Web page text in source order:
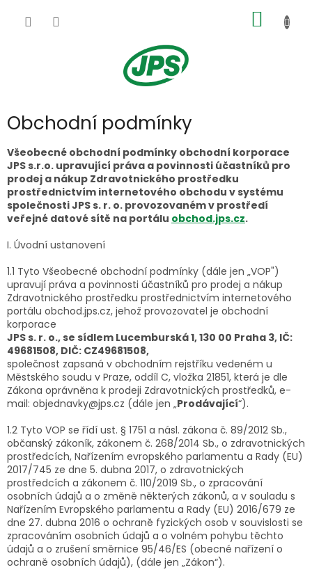
KOŠÍK
Obchodní podmínky
Všeobecné obchodní podmínky obchodní korporace
JPS s.r.o. upravující práva a povinnosti účastníků pro
prodej a nákup Zdravotnického prostředku
prostřednictvím internetového obchodu v systému
společnosti JPS s. r. o. provozovaném v prostředí
veřejné datové sítě na portálu obchod.jps.cz.
I. Úvodní ustanovení
1.1 Tyto Všeobecné obchodní podmínky (dále jen „VOP")
upravují práva a povinnosti účastníků pro prodej a nákup
Zdravotnického prostředku prostřednictvím internetového
portálu obchod.jps.cz, jehož provozovatel je obchodní
korporace
JPS s. r. o., se sídlem Lucemburská 1, 130 00 Praha 3, IČ:
49681508, DIČ: CZ49681508,
společnost zapsaná v obchodním rejstříku vedeném u
Městského soudu v Praze, oddíl C, vložka 21851, která je dle
Zákona oprávněna k prodeji Zdravotnických prostředků, e-
mail: objednavky@jps.cz (dále jen „Prodávající“).
1.2 Tyto VOP se řídí ust. § 1751 a násl. zákona č. 89/2012 Sb.,
občanský zákoník, zákonem č. 268/2014 Sb., o zdravotnických
prostředcích, Nařízením evropského parlamentu a Rady (EU)
2017/745 ze dne 5. dubna 2017, o zdravotnických
prostředcích a zákonem č. 110/2019 Sb., o zpracování
osobních údajů a o změně některých zákonů, a v souladu s
Nařízením Evropského parlamentu a Rady (EU) 2016/679 ze
dne 27. dubna 2016 o ochraně fyzických osob v souvislosti se
zpracováním osobních údajů a o volném pohybu těchto
údajů a o zrušení směrnice 95/46/ES (obecné nařízení o
ochraně osobních údajů), (dále jen „Zákon“).